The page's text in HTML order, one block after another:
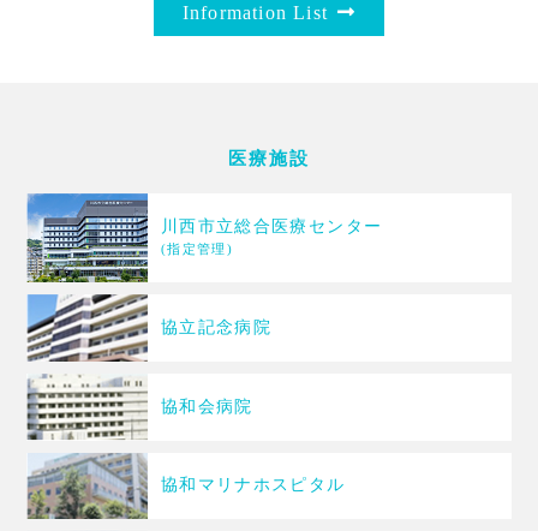
Information List
医療施設
川西市立総合医療センター
(指定管理)
協立記念病院
協和会病院
協和マリナホスピタル